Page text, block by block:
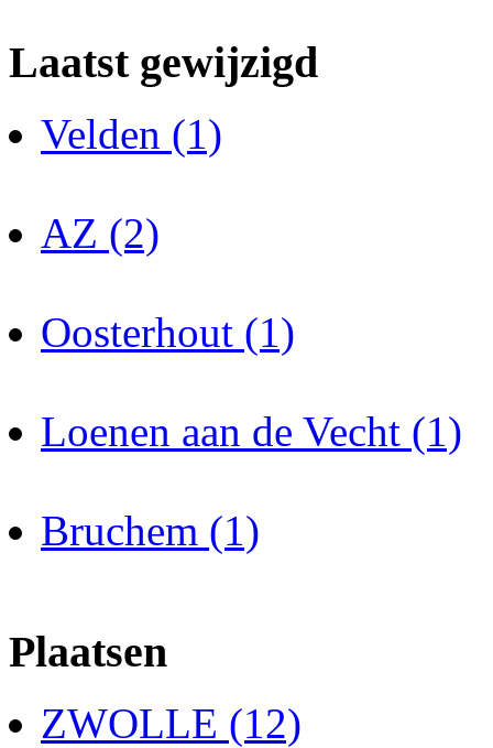
Laatst gewijzigd
Velden (1)
AZ (2)
Oosterhout (1)
Loenen aan de Vecht (1)
Bruchem (1)
Plaatsen
ZWOLLE (12)